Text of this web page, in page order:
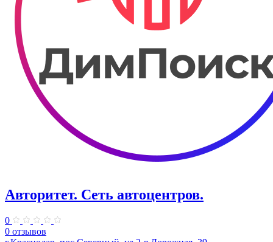
Авторитет. ​Сеть автоцентров.
0
0 отзывов